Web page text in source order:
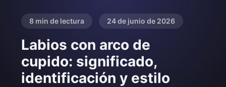
8 min de lectura 24 de junio de 2026
Labios con arco de
cupido: significado,
identificación y estilo